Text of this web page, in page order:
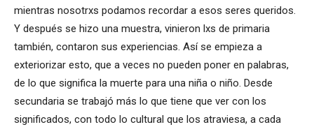
mientras nosotrxs podamos recordar a esos seres queridos.
Y después se hizo una muestra, vinieron lxs de primaria
también, contaron sus experiencias. Así se empieza a
exteriorizar esto, que a veces no pueden poner en palabras,
de lo que significa la muerte para una niña o niño. Desde
secundaria se trabajó más lo que tiene que ver con los
significados, con todo lo cultural que los atraviesa, a cada